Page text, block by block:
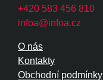
+420 583 456 810
infoa@infoa.cz
O nás
Kontakty
Obchodní podmínky